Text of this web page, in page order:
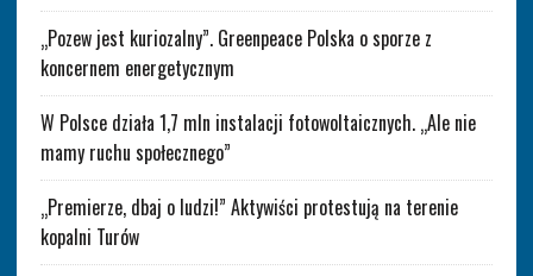
„Pozew jest kuriozalny”. Greenpeace Polska o sporze z
koncernem energetycznym
W Polsce działa 1,7 mln instalacji fotowoltaicznych. „Ale nie
mamy ruchu społecznego”
„Premierze, dbaj o ludzi!” Aktywiści protestują na terenie
kopalni Turów